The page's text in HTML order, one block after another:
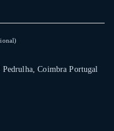
Coimbra Portugal